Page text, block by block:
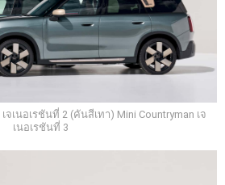
จเนอเรชันที่ 2 (คันสีเทา) Mini Countryman เจ
เนอเรชันที่ 3